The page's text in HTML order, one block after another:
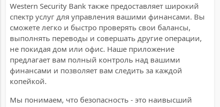
Western Security Bank также предоставляет широкий
спектр услуг для управления вашими финансами. Вы
сможете легко и быстро проверять свои балансы,
выполнять переводы и совершать другие операции,
не покидая дом или офис. Наше приложение
предлагает вам полный контроль над вашими
финансами и позволяет вам следить за каждой
копейкой.
Мы понимаем, что безопасность - это наивысший